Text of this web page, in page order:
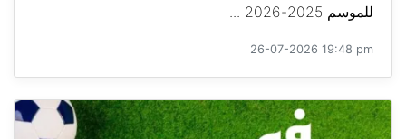
للموسم 2025-2026 ...
26-07-2026 19:48 pm